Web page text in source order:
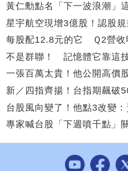
黃仁勳點名「下一波浪潮」
星宇航空現增3億股！認股
每股配12.8元的它 Ｑ2營收
不是群聯！ 記憶體它靠這
一張百萬太貴！他公開高價
新／四指齊揚！台指期飆破
台股風向變了！他點3改變
專家喊台股「下週噴千點」